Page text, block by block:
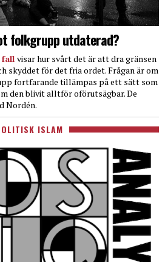
folkgrupp utdaterad?
fall visar hur svårt det är att dra gränsen
skyddet för det fria ordet. Frågan är om
fortfarande tillämpas på ett sätt som
den blivit alltför oförutsägbar. De
Nordén.
ISLAM